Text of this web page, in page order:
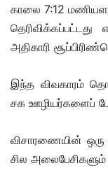
காலை 7:12
அதிகாரி
இந்த விவகாரம்
சக ஊழியர்களைப்
விசாரணையின் ஒரு
சில